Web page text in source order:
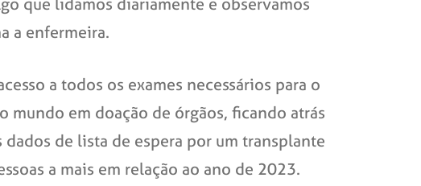
a enfermeira.
a todos os exames necessários para o
mundo em doação de órgãos, ficando atrás
de lista de espera por um transplante
a mais em relação ao ano de 2023.